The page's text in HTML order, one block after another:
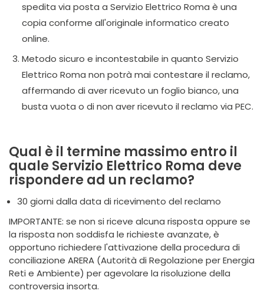
spedita via posta a Servizio Elettrico Roma è una
copia conforme all'originale informatico creato
online.
Metodo sicuro e incontestabile in quanto Servizio
Elettrico Roma non potrà mai contestare il reclamo,
affermando di aver ricevuto un foglio bianco, una
busta vuota o di non aver ricevuto il reclamo via PEC.
Qual è il termine massimo entro il
quale Servizio Elettrico Roma deve
rispondere ad un reclamo?
30 giorni dalla data di ricevimento del reclamo
IMPORTANTE: se non si riceve alcuna risposta oppure se
la risposta non soddisfa le richieste avanzate, è
opportuno richiedere l'attivazione della procedura di
conciliazione ARERA (Autorità di Regolazione per Energia
Reti e Ambiente) per agevolare la risoluzione della
controversia insorta.